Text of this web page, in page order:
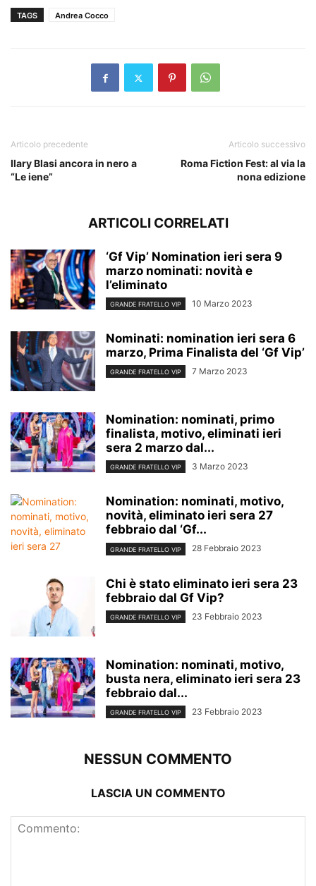
TAGS Andrea Cocco
Articolo precedente
Ilary Blasi ancora in nero a
“Le iene”
Articolo successivo
Roma Fiction Fest: al via la
nona edizione
ARTICOLI CORRELATI
‘Gf Vip’ Nomination ieri sera 9
marzo nominati: novità e
l’eliminato
GRANDE FRATELLO VIP 10 Marzo 2023
Nominati: nomination ieri sera 6
marzo, Prima Finalista del ‘Gf Vip’
GRANDE FRATELLO VIP 7 Marzo 2023
Nomination: nominati, primo
finalista, motivo, eliminati ieri
sera 2 marzo dal...
GRANDE FRATELLO VIP 3 Marzo 2023
Nomination: nominati, motivo,
novità, eliminato ieri sera 27
febbraio dal ‘Gf...
GRANDE FRATELLO VIP 28 Febbraio 2023
Chi è stato eliminato ieri sera 23
febbraio dal Gf Vip?
GRANDE FRATELLO VIP 23 Febbraio 2023
Nomination: nominati, motivo,
busta nera, eliminato ieri sera 23
febbraio dal...
GRANDE FRATELLO VIP 23 Febbraio 2023
NESSUN COMMENTO
LASCIA UN COMMENTO